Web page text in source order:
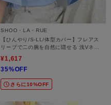
SHOO・LA・RUE
【ひんやり/S-LL/体型カバー】フレアス
リーブで二の腕を自然に隠せる 浅Vネッ
¥1,617
35%OFF
さらに10%OFF